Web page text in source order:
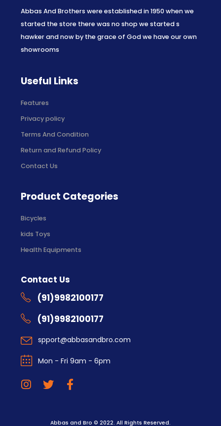
Abbas And Brothers were established in 1950 when we
started the store there was no shop we started s
hawker and now by the grace of God we have our own
showrooms
Useful Links
Features
Privacy policy
Terms And Condition
Return and Refund Policy
Contact Us
Product Categories
Bicycles
kids Toys
Health Equipments
Contact Us
(91)9982100177
(91)9982100177
spport@abbasandbro.com
Mon - Fri 9am - 6pm
Abbas and Bro © 2022. All Rights Reserved.